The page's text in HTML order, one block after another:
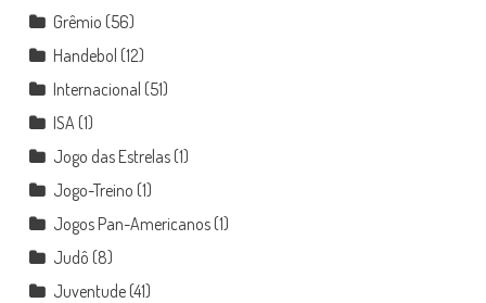
Grêmio (56)
Handebol (12)
Internacional (51)
ISA(1)
Jogo das Estrelas(1)
Jogo-Treino (1)
Jogos Pan-Americanos(1)
Judô (8)
Juventude(41)